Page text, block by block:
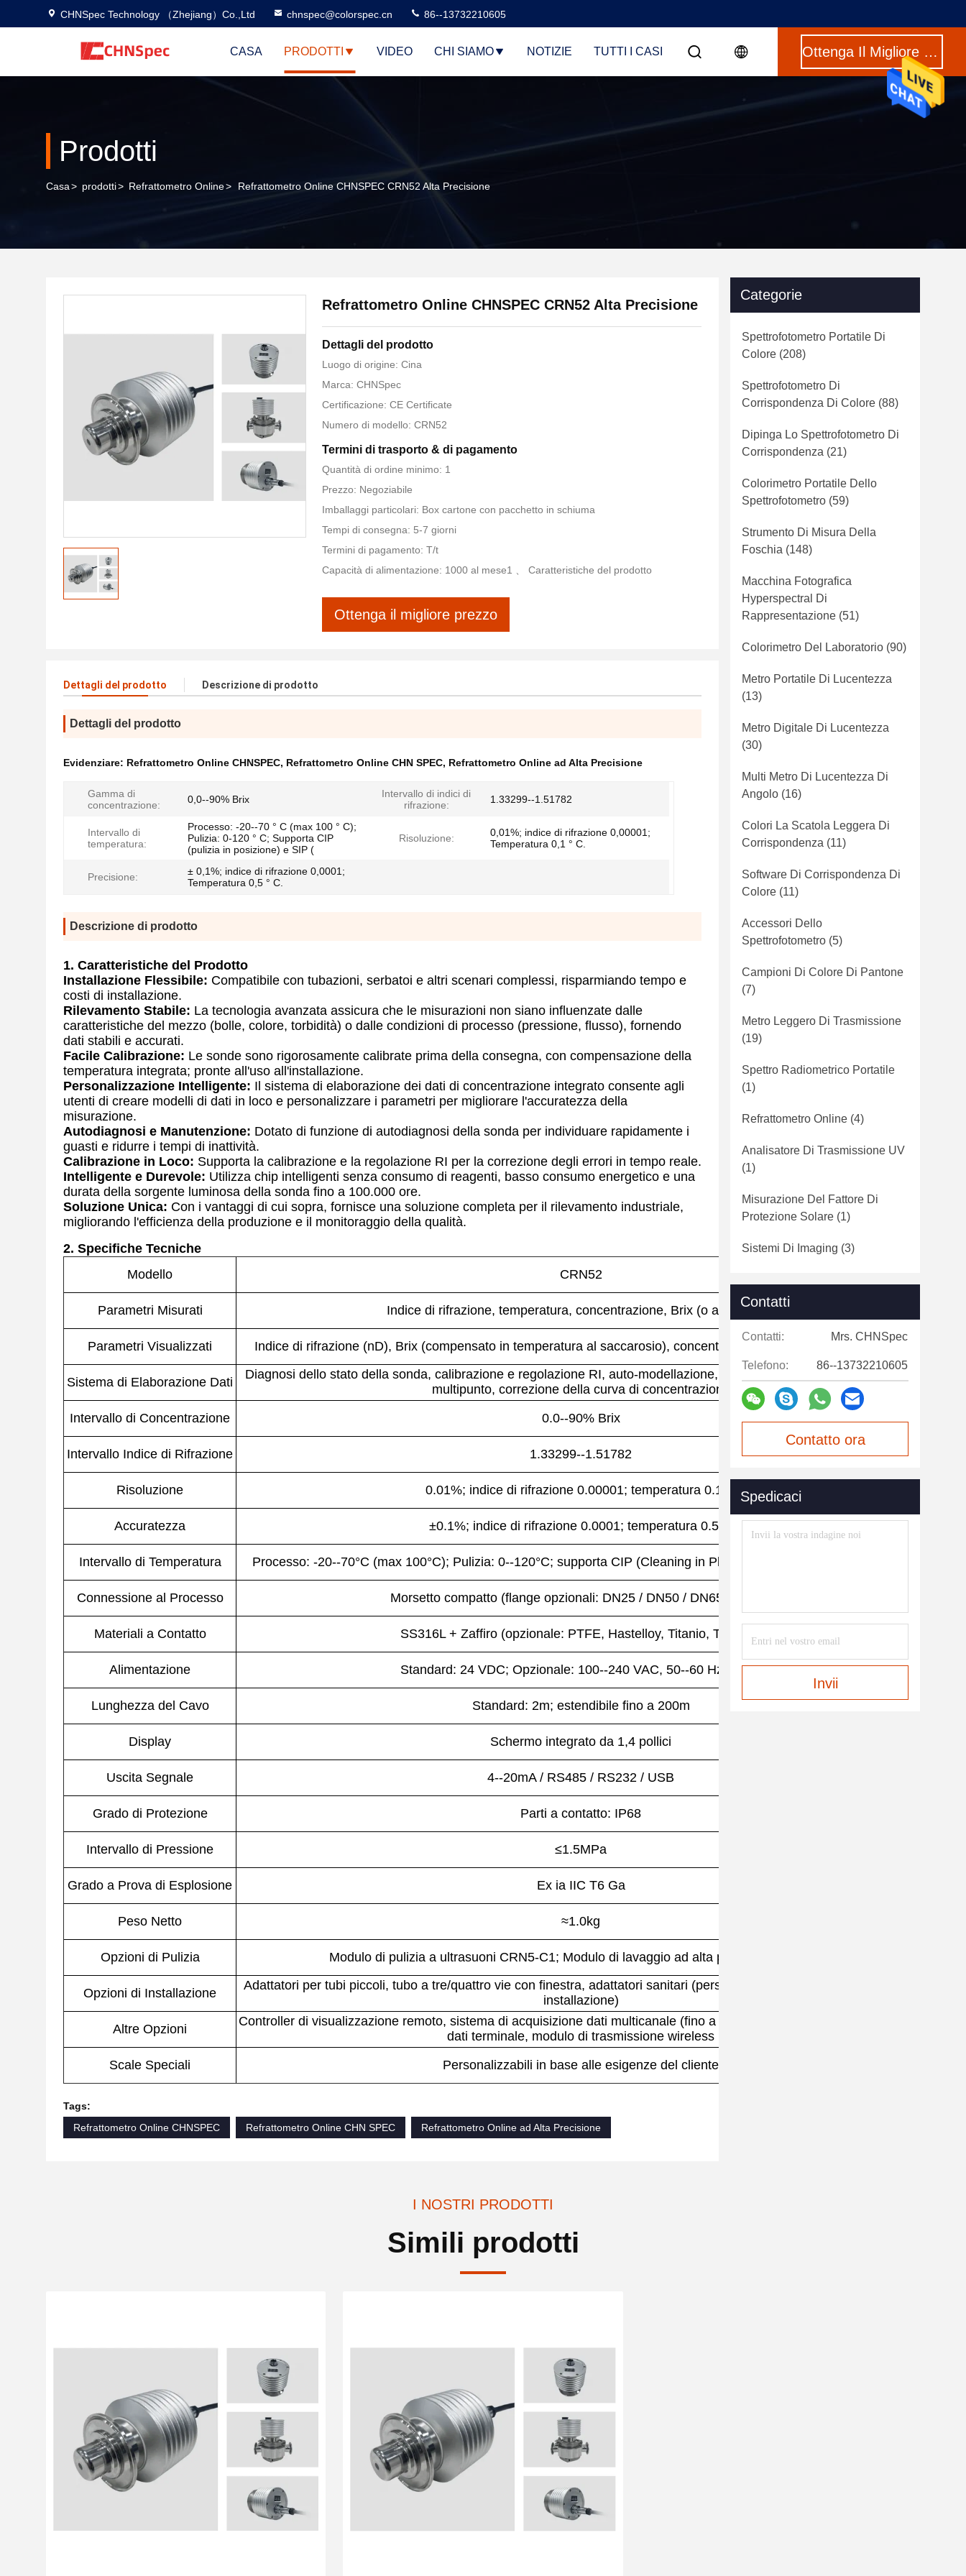
CHNSpec Technology （Zhejiang）Co.,Ltd chnspec@colorspec.cn 86--13732210605
CASA PRODOTTI VIDEO CHI SIAMO NOTIZIE TUTTI I CASI Ottenga Il Migliore Prezzo
Prodotti
Casa> prodotti> Refrattometro Online> Refrattometro Online CHNSPEC CRN52 Alta Precisione
Refrattometro Online CHNSPEC CRN52 Alta Precisione
Dettagli del prodotto
Luogo di origine: Cina
Marca: CHNSpec
Certificazione: CE Certificate
Numero di modello: CRN52
Termini di trasporto & di pagamento
Quantità di ordine minimo: 1
Prezzo: Negoziabile
Imballaggi particolari: Box cartone con pacchetto in schiuma
Tempi di consegna: 5-7 giorni
Termini di pagamento: T/t
Capacità di alimentazione: 1000 al mese1 、 Caratteristiche del prodotto
Ottenga il migliore prezzo
Dettagli del prodotto Descrizione di prodotto
Dettagli del prodotto
Evidenziare: Refrattometro Online CHNSPEC, Refrattometro Online CHN SPEC, Refrattometro Online ad Alta Precisione
Gamma di
concentrazione:
0,0--90% Brix
Intervallo di indici di
rifrazione:
1.33299--1.51782
Intervallo di
temperatura:
Processo: -20--70 ° C (max 100 ° C);
Pulizia: 0-120 ° C; Supporta CIP
(pulizia in posizione) e SIP (
Risoluzione:
0,01%; indice di rifrazione 0,00001;
Temperatura 0,1 ° C.
Precisione:
± 0,1%; indice di rifrazione 0,0001;
Temperatura 0,5 ° C.
Descrizione di prodotto
1. Caratteristiche del Prodotto
Installazione Flessibile: Compatibile con tubazioni, serbatoi e altri scenari complessi, risparmiando tempo e
costi di installazione.
Rilevamento Stabile: La tecnologia avanzata assicura che le misurazioni non siano influenzate dalle
caratteristiche del mezzo (bolle, colore, torbidità) o dalle condizioni di processo (pressione, flusso), fornendo
dati stabili e accurati.
Facile Calibrazione: Le sonde sono rigorosamente calibrate prima della consegna, con compensazione della
temperatura integrata; pronte all'uso all'installazione.
Personalizzazione Intelligente: Il sistema di elaborazione dei dati di concentrazione integrato consente agli
utenti di creare modelli di dati in loco e personalizzare i parametri per migliorare l'accuratezza della
misurazione.
Autodiagnosi e Manutenzione: Dotato di funzione di autodiagnosi della sonda per individuare rapidamente i
guasti e ridurre i tempi di inattività.
Calibrazione in Loco: Supporta la calibrazione e la regolazione RI per la correzione degli errori in tempo reale.
Intelligente e Durevole: Utilizza chip intelligenti senza consumo di reagenti, basso consumo energetico e una
durata della sorgente luminosa della sonda fino a 100.000 ore.
Soluzione Unica: Con i vantaggi di cui sopra, fornisce una soluzione completa per il rilevamento industriale,
migliorando l'efficienza della produzione e il monitoraggio della qualità.
2. Specifiche Tecniche
Modello
CRN52
Parametri Misurati Indice di rifrazione, temperatura, concentrazione, Brix (o altre scale)
Parametri Visualizzati Indice di rifrazione (nD), Brix (compensato in temperatura al saccarosio), concentrazione (Conc), temperatura (°C)
Sistema di Elaborazione Dati
Diagnosi dello stato della sonda, calibrazione e regolazione RI, auto-modellazione, compensazione della temperatura
multipunto, correzione della curva di concentrazione
Intervallo di Concentrazione
0.0--90% Brix
Intervallo Indice di Rifrazione 1.33299--1.51782
Risoluzione 0.01%; indice di rifrazione 0.00001; temperatura 0.1°C
Accuratezza ±0.1%; indice di rifrazione 0.0001; temperatura 0.5°C
Intervallo di Temperatura Processo: -20--70°C (max 100°C); Pulizia: 0--120°C; supporta CIP (Cleaning in Place) e SIP (Sterilization in Place)
Connessione al Processo Morsetto compatto (flange opzionali: DN25 / DN50 / DN65 / DN80)
Materiali a Contatto SS316L + Zaffiro (opzionale: PTFE, Hastelloy, Titanio, Tantalio)
Alimentazione Standard: 24 VDC; Opzionale: 100--240 VAC, 50--60 Hz, 30VA
Lunghezza del Cavo Standard: 2m; estendibile fino a 200m
Display Schermo integrato da 1,4 pollici
Uscita Segnale 4--20mA / RS485 / RS232 / USB
Grado di Protezione Parti a contatto: IP68
Intervallo di Pressione ≤1.5MPa
Grado a Prova di Esplosione Ex ia IIC T6 Ga
Peso Netto ≈1.0kg
Opzioni di Pulizia Modulo di pulizia a ultrasuoni CRN5-C1; Modulo di lavaggio ad alta pressione CRN5-C2
Opzioni di Installazione
Adattatori per tubi piccoli, tubo a tre/quattro vie con finestra, adattatori sanitari (personalizzati in base alle condizioni di
installazione)
Altre Opzioni
Controller di visualizzazione remoto, sistema di acquisizione dati multicanale (fino a 120 canali), sistema di acquisizione
dati terminale, modulo di trasmissione wireless
Scale Speciali
Personalizzabili in base alle esigenze del cliente
Tags:
Refrattometro Online CHNSPEC
Refrattometro Online CHN SPEC Refrattometro Online ad Alta Precisione
Categorie
Spettrofotometro Portatile Di
Colore (208)
Spettrofotometro Di
Corrispondenza Di Colore (88)
Dipinga Lo Spettrofotometro Di
Corrispondenza (21)
Colorimetro Portatile Dello
Spettrofotometro (59)
Strumento Di Misura Della
Foschia (148)
Macchina Fotografica
Hyperspectral Di
Rappresentazione (51)
Colorimetro Del Laboratorio (90)
Metro Portatile Di Lucentezza
(13)
Metro Digitale Di Lucentezza
(30)
Multi Metro Di Lucentezza Di
Angolo (16)
Colori La Scatola Leggera Di
Corrispondenza (11)
Software Di Corrispondenza Di
Colore (11)
Accessori Dello
Spettrofotometro (5)
Campioni Di Colore Di Pantone
(7)
Metro Leggero Di Trasmissione
(19)
Spettro Radiometrico Portatile
(1)
Refrattometro Online (4)
Analisatore Di Trasmissione UV
(1)
Misurazione Del Fattore Di
Protezione Solare (1)
Sistemi Di Imaging (3)
Contatti
Contatti: Mrs. CHNSpec
Telefono: 86--13732210605
Contatto ora
Spedicaci
Invii
I NOSTRI PRODOTTI
Simili prodotti